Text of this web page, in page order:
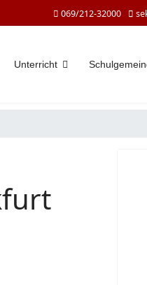
069/212-32000
Unterricht